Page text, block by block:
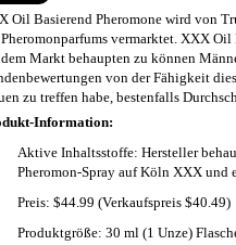
Oil Basierend Pheromone wird von
vermarktet. XXX
Markt behaupten zu können
von der Fähigkeit
zu treffen habe, bestenfalls
Information:
Aktive Inhaltsstoffe: Hersteller
Pheromon-Spray auf Köln XXX und
Preis: $44.99 (Verkaufspreis $40.49)
Produktgröße: 30 ml (1 Unze)